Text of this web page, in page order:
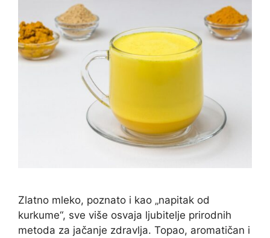
Zlatno mleko, poznato i kao „napitak od
kurkume“, sve više osvaja ljubitelje prirodnih
metoda za jačanje zdravlja. Topao, aromatičan i